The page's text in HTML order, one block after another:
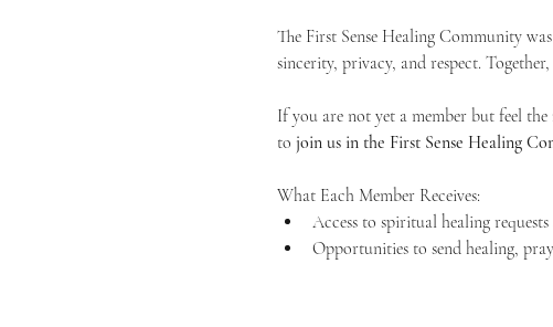
The First Sense Healing Community
sincerity, privacy, and respect.
If you are not yet a member but feel
to join us in the First Sense Healing
What Each Member Receives:
Access to spiritual healing
Opportunities to send healing,